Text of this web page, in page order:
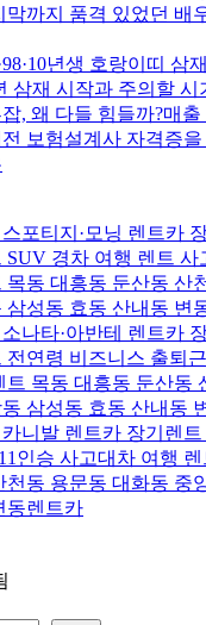
막까지 품격 있었던 배
년생 호랑이띠 삼
삼재 시작과 주의할 시
, 왜 다들 힘들까?매
보험설계사 자격증을
포티지·모닝 렌트카
SUV 경차 여행 렌트 사
목동 대흥동 둔산동 산
삼성동 효동 산내동 변
나타·아반테 렌트카
전연령 비즈니스 출퇴
트 목동 대흥동 둔산동
삼성동 효동 산내동
니발 렌트카 장기렌트
인승 사고대차 여행
천동 용문동 대화동 중
동렌트카